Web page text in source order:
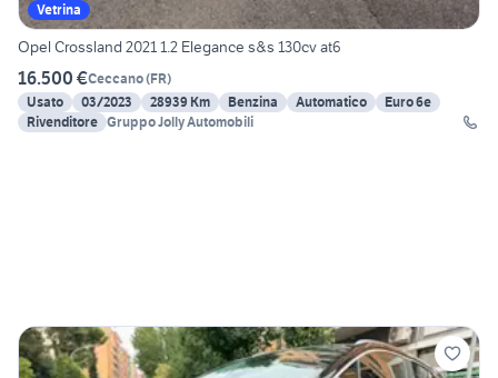
Vetrina
Opel Crossland 2021 1.2 Elegance s&s 130cv at6
16.500 €Ceccano(FR)
Usato
03/2023 28939 Km Benzina Automatico
Euro 6e
Rivenditore Gruppo Jolly Automobili